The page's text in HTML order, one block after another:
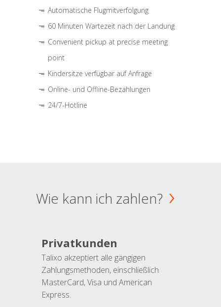
Automatische Flugmitverfolgung
60 Minuten Wartezeit nach der Landung
Convenient pickup at precise meeting
point
Kindersitze verfügbar auf Anfrage
Online- und Offline-Bezahlungen
24/7-Hotline
Wie kann ich zahlen?
Privatkunden
Talixo akzeptiert alle gängigen
Zahlungsmethoden, einschließlich
MasterCard, Visa und American
Express.